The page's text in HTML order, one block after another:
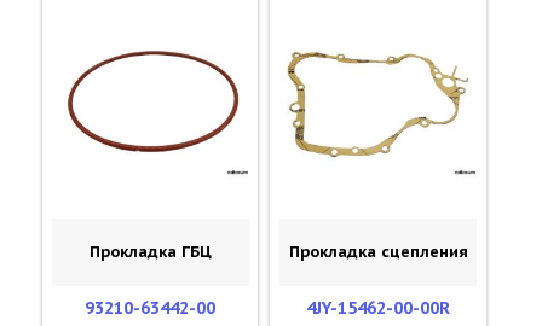
Прокладка ГБЦ
93210-63442-00
Прокладка сцепления
4JY-15462-00-00R